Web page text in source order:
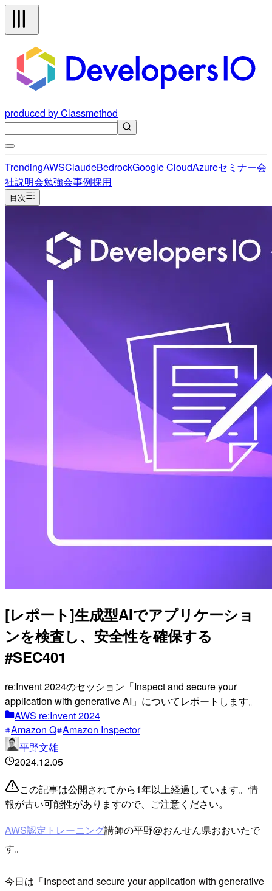
produced by Classmethod
TrendingAWSClaudeBedrockGoogle CloudAzureセミナー会
社説明会勉強会事例採用
目次
[レポート]生成型AIでアプリケーショ
ンを検査し、安全性を確保する
#SEC401
re:Invent 2024のセッション「Inspect and secure your
application with generative AI」についてレポートします。
AWS re:Invent 2024
Amazon Q Amazon Inspector
平野文雄
2024.12.05
この記事は公開されてから1年以上経過しています。情
報が古い可能性がありますので、ご注意ください。
AWS認定トレーニング講師の平野@おんせん県おおいたで
す。
今日は「Inspect and secure your application with generative